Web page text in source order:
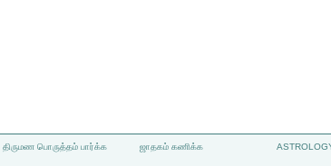
திருமண பொருத்தம் பார்க்க ஜாதகம் கணிக்க